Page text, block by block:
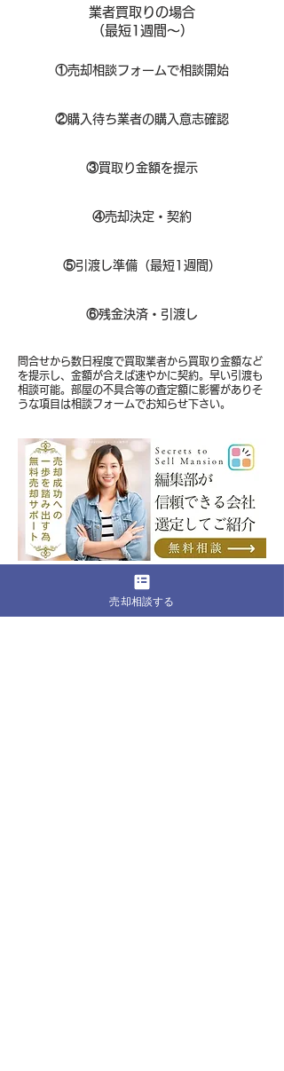
業者買取りの場合
（​最短1週間～）
①​売却相談フォームで相談開始
②購入待ち業者の購入意志確認
③買取り金額を提示
④売却決定・契約
⑤引渡し準備（最短1週間）
⑥残金決済・引渡し
問合せから数日程度で買取業者から買取り金額など
を提示し、金額が合えば速やかに契約。早い引渡も
相談可能。部屋の不具合等の査定額に影響がありそ
うな項目は相談フォームでお知らせ下さい。
​一般客、投資家、外国人、買取業者の全ての
売却可能性を含めた相談が可能
売却相談する